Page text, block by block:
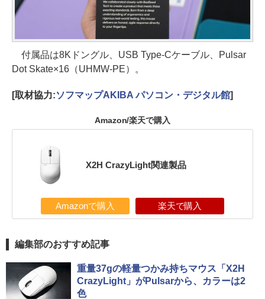
付属品は8Kドングル、USB Type-Cケーブル、Pulsar
Dot Skate×16（UHMW-PE）。
[取材協力:ソフマップAKIBA パソコン・デジタル館]
Amazon/楽天で購入
X2H CrazyLight関連製品
Amazonで購入 楽天で購入
編集部のおすすめ記事
重量37gの軽量つかみ持ちマウス「X2H
CrazyLight」がPulsarから、カラーは2
色